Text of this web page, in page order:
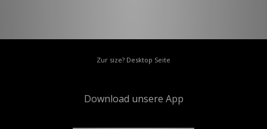
Zur size? Desktop Seite
Download unsere App